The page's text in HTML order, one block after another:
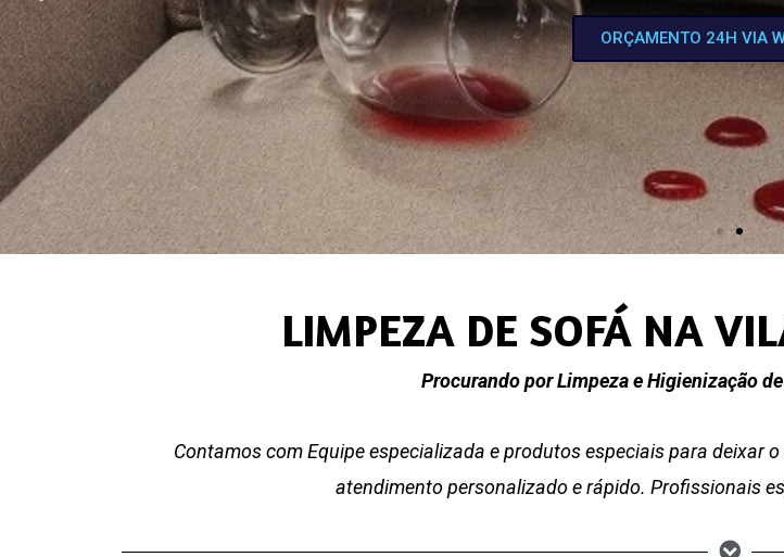
ORÇAMENTO 24H VIA
LIMPEZA DE SOFÁ NA
Procurando por Limpeza e Higienização
Contamos com Equipe especializada e produtos especiais para deixar
atendimento personalizado e rápido. Profissionais